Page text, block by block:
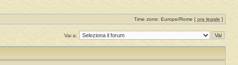
Time zone: Europe/Rome [ ora legale ]
Vai a: